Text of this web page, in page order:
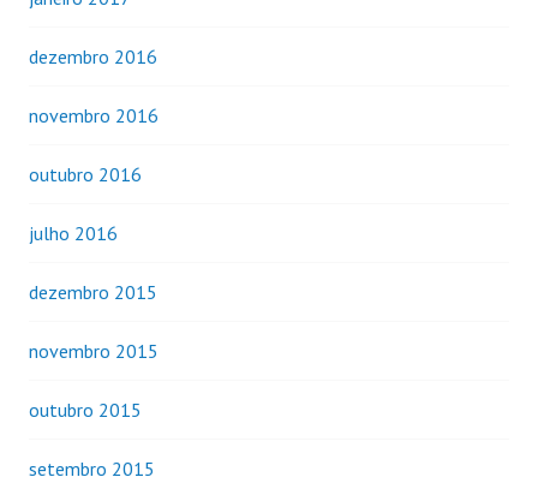
dezembro 2016
novembro 2016
outubro 2016
julho 2016
dezembro 2015
novembro 2015
outubro 2015
setembro 2015